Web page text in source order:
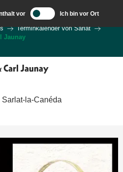
vor Ich bin vor Ort
Terminkalender von Sarlat
Jaunay
Carl Jaunay
la-Canéda